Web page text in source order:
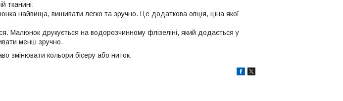
тканині:
найвища, вишивати легко та зручно. Це додаткова опція, ціна якої
Малюнок друкується на водорозчинному флізеліні, який додається у
менш зручно.
змінювати кольори бісеру або ниток.